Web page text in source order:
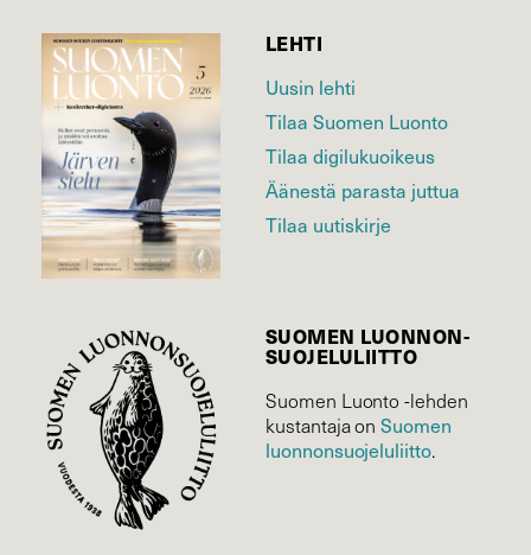
LEHTI
Uusin lehti
Tilaa Suomen Luonto
Tilaa digilukuoikeus
Äänestä parasta juttua
Tilaa uutiskirje
SUOMEN LUONNON­
SUOJELU­LIITTO
Suomen Luonto -lehden
kustantaja onSuomen
luonnonsuojelu­liitto.